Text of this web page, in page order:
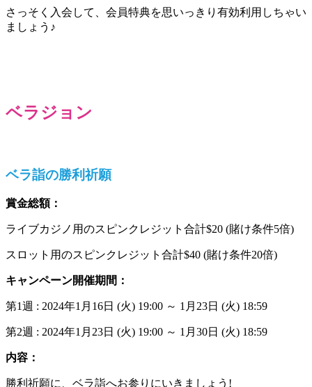
さっそく入会して、会員特典を思いっきり有効利用しちゃい
ましょう♪
ベラジョン
ベラ詣の勝利祈願
賞金総額：
ライブカジノ用のスピンクレジット合計$20 (賭け条件5倍)
スロット用のスピンクレジット合計$40 (賭け条件20倍)
キャンペーン開催期間：
第1週 : 2024年1月16日 (火) 19:00 ～ 1月23日 (火) 18:59
第2週 : 2024年1月23日 (火) 19:00 ～ 1月30日 (火) 18:59
内容：
勝利祈願に、ベラ詣へお参りにいきましょう!